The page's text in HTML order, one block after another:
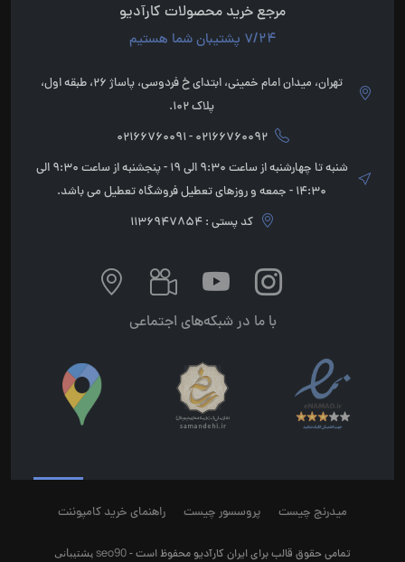
مرجع خرید محصولات کارآدیو
7/24 پشتیبان شما هستیم
تهران، میدان امام خمینی، ابتدای خ فردوسی، پاساژ 26، طبقه اول،
پلاک 102.
02166760092 - 02166760091
شنبه تا چهارشنبه از ساعت 9:30 الی 19 - پنجشنبه از ساعت 9:30 الی
14:30 - جمعه و روزهای تعطیل فروشگاه تعطیل می باشد.
کد پستی : 1136947854
با ما در شبکه‌های اجتماعی
میدرنج چیست پروسسور چیست راهنمای خرید کامپوننت
تمامی حقوق قالب برای ایران کارآدیو محفوظ است -seo90پشتیبانی